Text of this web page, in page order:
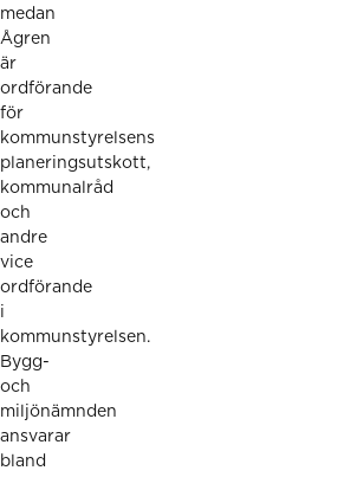
medan
Ågren
är
ordförande
för
kommunstyrelsens
planeringsutskott,
kommunalråd
och
andre
vice
ordförande
i
kommunstyrelsen.
Bygg-
och
miljönämnden
ansvarar
bland